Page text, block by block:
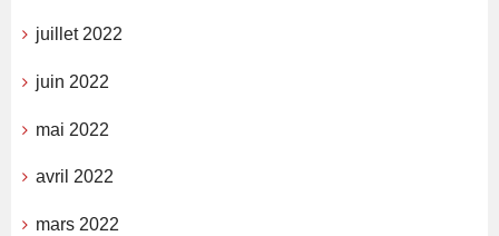
juillet 2022
juin 2022
mai 2022
avril 2022
mars 2022